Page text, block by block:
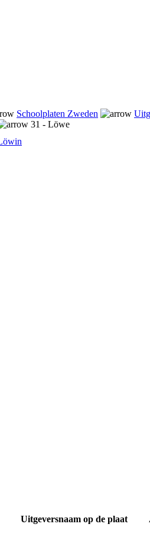
Schoolplaten Zweden
31 - Löwe
Uitgeversnaam op de plaat